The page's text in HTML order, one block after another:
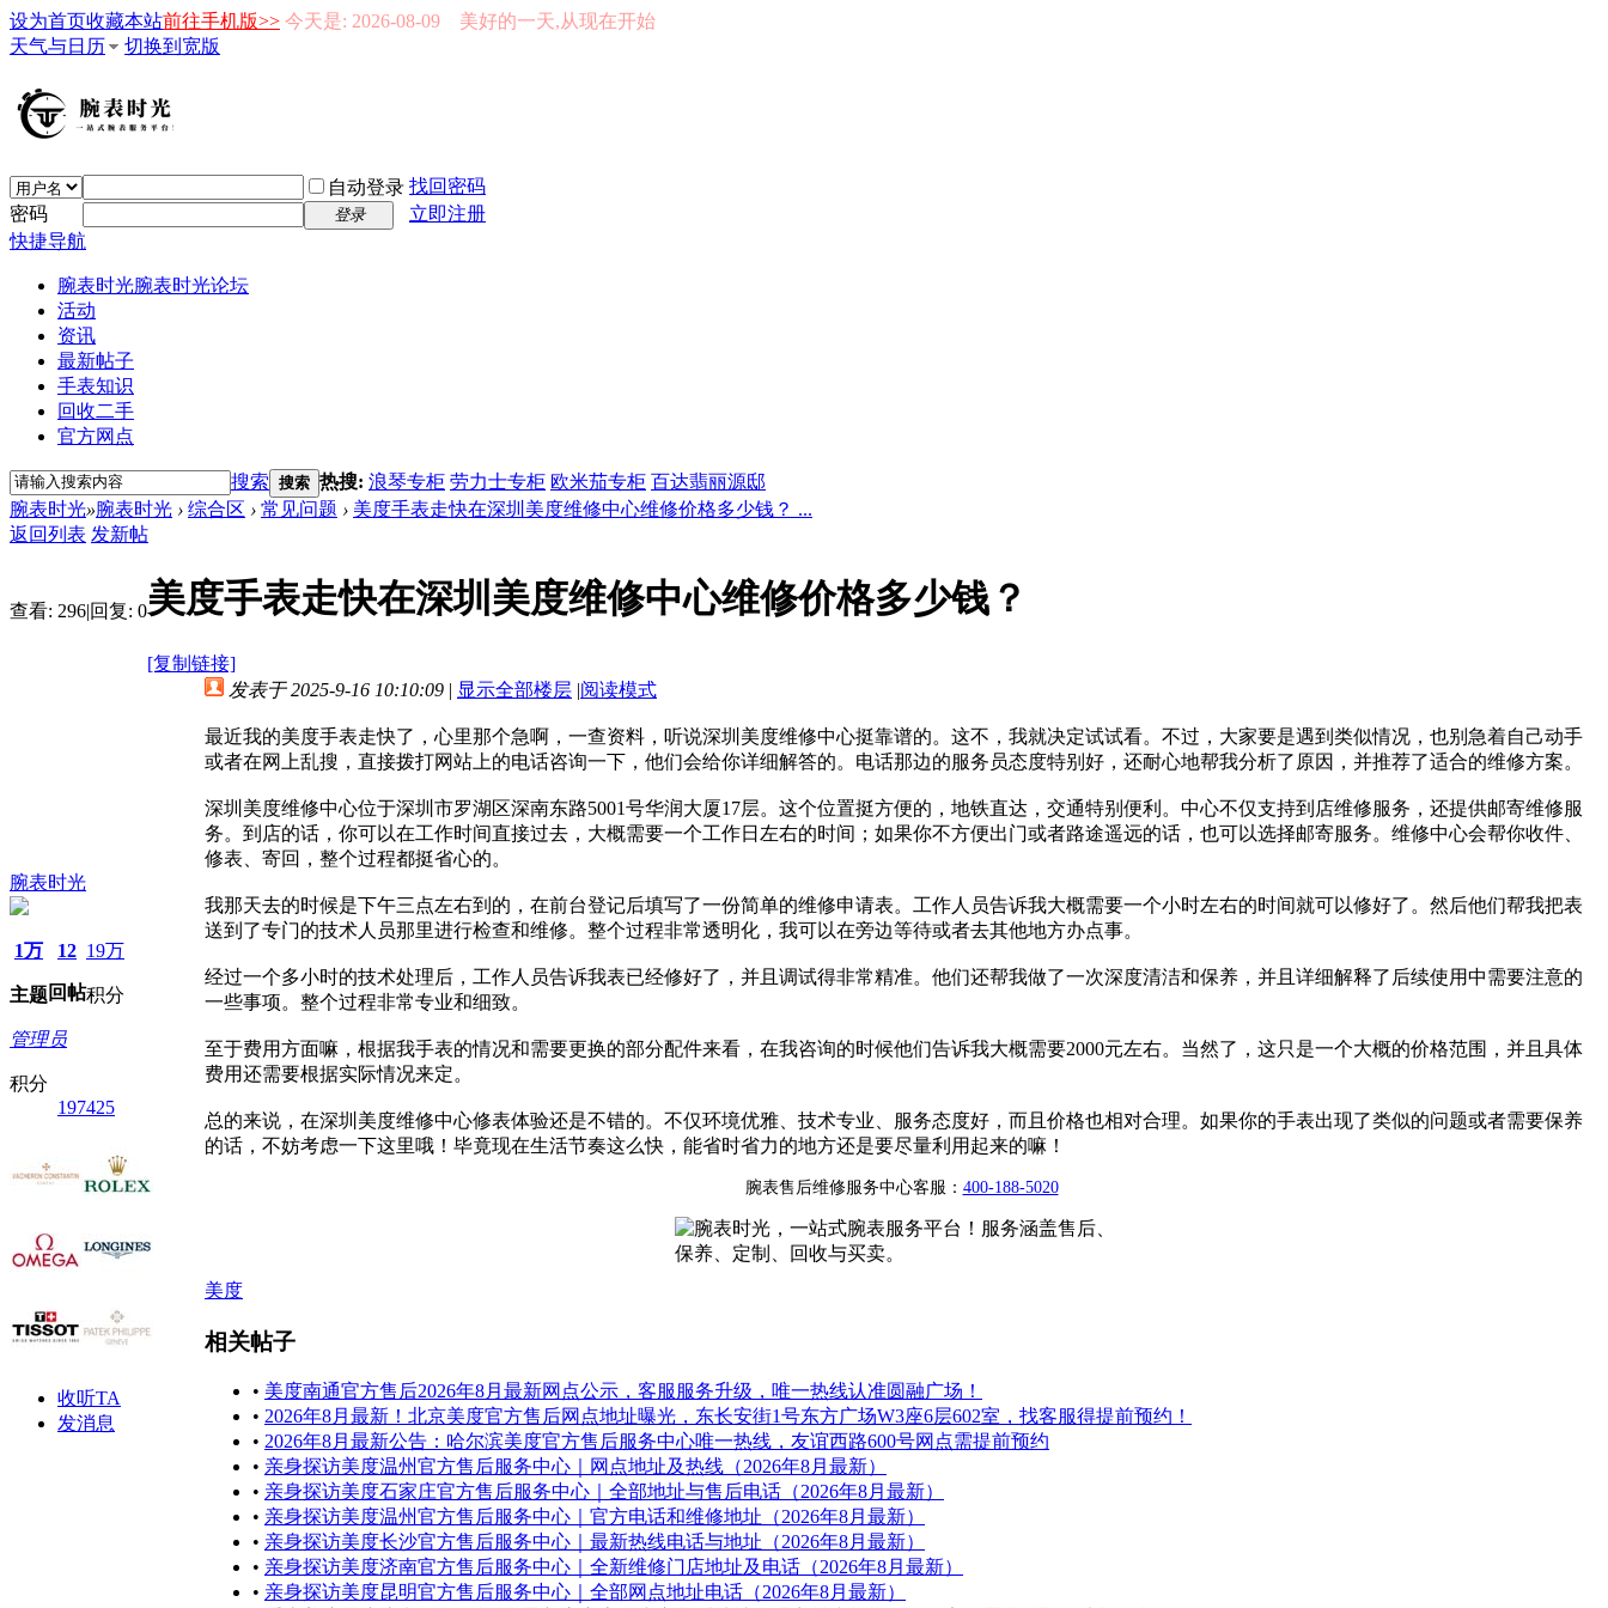
设为首页收藏本站前往手机版>> 今天是: 2026-08-09 美好的一天,从现在开始
天气与日历
切换到宽版
自动登录 找回密码
密码
登录
立即注册
快捷导航
腕表时光腕表时光论坛
活动
资讯
最新帖子
手表知识
回收二手
官方网点
搜索 搜索 热搜: 浪琴专柜 劳力士专柜 欧米茄专柜 百达翡丽源邸
腕表时光»腕表时光 › 综合区 › 常见问题 › 美度手表走快在深圳美度维修中心维修价格多少钱？ ...
返回列表 发新帖
查看: 296|回复: 0美度手表走快在深圳美度维修中心维修价格多少钱？
[复制链接]
腕表时光
1万
主题
12
回帖
19万
积分
管理员
积分
197425
收听TA
发消息
发表于 2025-9-16 10:10:09 | 显示全部楼层 |阅读模式
最近我的美度手表走快了，心里那个急啊，一查资料，听说深圳美度维修中心挺靠谱的。这不，我就决定试试看。不过，大家要是遇到类似情况，也别急着自己动手
或者在网上乱搜，直接拨打网站上的电话咨询一下，他们会给你详细解答的。电话那边的服务员态度特别好，还耐心地帮我分析了原因，并推荐了适合的维修方案。
深圳美度维修中心位于深圳市罗湖区深南东路5001号华润大厦17层。这个位置挺方便的，地铁直达，交通特别便利。中心不仅支持到店维修服务，还提供邮寄维修服
务。到店的话，你可以在工作时间直接过去，大概需要一个工作日左右的时间；如果你不方便出门或者路途遥远的话，也可以选择邮寄服务。维修中心会帮你收件、
修表、寄回，整个过程都挺省心的。
我那天去的时候是下午三点左右到的，在前台登记后填写了一份简单的维修申请表。工作人员告诉我大概需要一个小时左右的时间就可以修好了。然后他们帮我把表
送到了专门的技术人员那里进行检查和维修。整个过程非常透明化，我可以在旁边等待或者去其他地方办点事。
经过一个多小时的技术处理后，工作人员告诉我表已经修好了，并且调试得非常精准。他们还帮我做了一次深度清洁和保养，并且详细解释了后续使用中需要注意的
一些事项。整个过程非常专业和细致。
至于费用方面嘛，根据我手表的情况和需要更换的部分配件来看，在我咨询的时候他们告诉我大概需要2000元左右。当然了，这只是一个大概的价格范围，并且具体
费用还需要根据实际情况来定。
总的来说，在深圳美度维修中心修表体验还是不错的。不仅环境优雅、技术专业、服务态度好，而且价格也相对合理。如果你的手表出现了类似的问题或者需要保养
的话，不妨考虑一下这里哦！毕竟现在生活节奏这么快，能省时省力的地方还是要尽量利用起来的嘛！
腕表售后维修服务中心客服： 400-188-5020
美度
相关帖子
• 美度南通官方售后2026年8月最新网点公示，客服服务升级，唯一热线认准圆融广场！
• 2026年8月最新！北京美度官方售后网点地址曝光，东长安街1号东方广场W3座6层602室，找客服得提前预约！
• 2026年8月最新公告：哈尔滨美度官方售后服务中心唯一热线，友谊西路600号网点需提前预约
• 亲身探访美度温州官方售后服务中心｜网点地址及热线（2026年8月最新）
• 亲身探访美度石家庄官方售后服务中心｜全部地址与售后电话（2026年8月最新）
• 亲身探访美度温州官方售后服务中心｜官方电话和维修地址（2026年8月最新）
• 亲身探访美度长沙官方售后服务中心｜最新热线电话与地址（2026年8月最新）
• 亲身探访美度济南官方售后服务中心｜全新维修门店地址及电话（2026年8月最新）
• 亲身探访美度昆明官方售后服务中心｜全部网点地址电话（2026年8月最新）